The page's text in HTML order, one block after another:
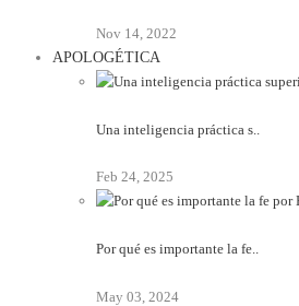
Nov 14, 2022
APOLOGÉTICA
Una inteligencia práctica s..
Feb 24, 2025
Por qué es importante la fe..
May 03, 2024